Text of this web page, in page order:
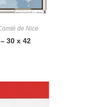
de Nice
30 x 42